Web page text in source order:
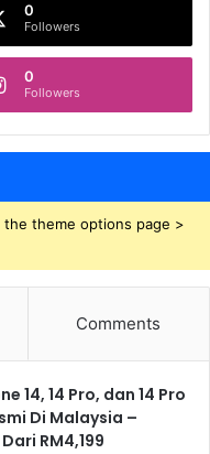
0
Followers
0
Followers
the theme options page >
Comments
14, 14 Pro, dan 14 Pro
Di Malaysia –
RM4,199